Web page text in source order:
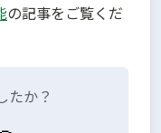
の記事をご覧くだ
たか？